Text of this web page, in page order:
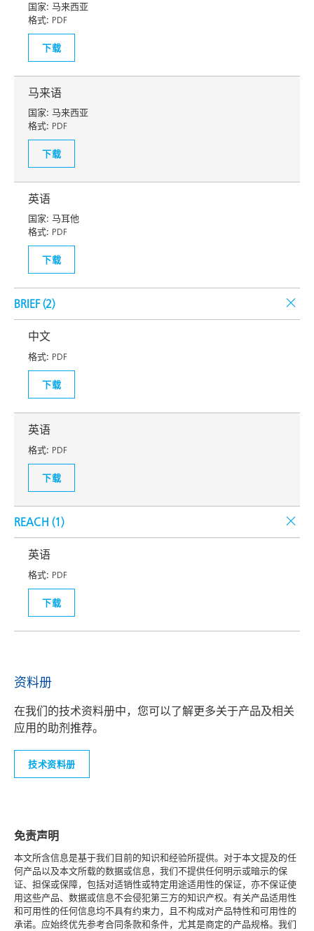
国家: 马来西亚
格式: PDF
下载
马来语
国家: 马来西亚
格式: PDF
下载
英语
国家: 马耳他
格式: PDF
下载
BRIEF (2)
中文
格式: PDF
下载
英语
格式: PDF
下载
REACH (1)
英语
格式: PDF
下载
资料册
在我们的技术资料册中，您可以了解更多关于产品及相关
应用的助剂推荐。
技术资料册
免责声明
本文所含信息是基于我们目前的知识和经验所提供。对于本文提及的任
何产品以及本文所载的数据或信息，我们不提供任何明示或暗示的保
证、担保或保障，包括对适销性或特定用途适用性的保证，亦不保证使
用这些产品、数据或信息不会侵犯第三方的知识产权。有关产品适用性
和可用性的任何信息均不具有约束力，且不构成对产品特性和可用性的
承诺。应始终优先参考合同条款和条件，尤其是商定的产品规格。我们